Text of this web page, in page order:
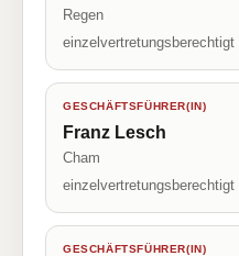
Regen
einzelvertretungsberechtigt
GESCHÄFTSFÜHRER(IN)
Franz Lesch
Cham
einzelvertretungsberechtigt
GESCHÄFTSFÜHRER(IN)